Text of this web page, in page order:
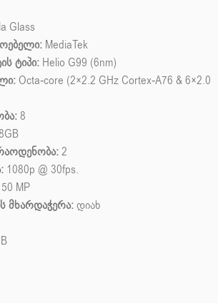
Glass
MediaTek
ტიპი: Helio G99 (6nm)
Octa-core (2×2.2 GHz Cortex-A76 & 6×2.0
8
2
1080p @ 30fps.
50 MP
მხარდაჭერა: დიახ